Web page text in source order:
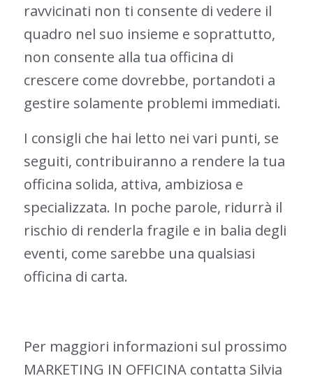
ravvicinati non ti consente di vedere il
quadro nel suo insieme e soprattutto,
non consente alla tua officina di
crescere come dovrebbe, portandoti a
gestire solamente problemi immediati.
I consigli che hai letto nei vari punti, se
seguiti, contribuiranno a rendere la tua
officina solida, attiva, ambiziosa e
specializzata. In poche parole, ridurrà il
rischio di renderla fragile e in balia degli
eventi, come sarebbe una qualsiasi
officina di carta.
Per maggiori informazioni sul prossimo
MARKETING IN OFFICINA contatta Silvia